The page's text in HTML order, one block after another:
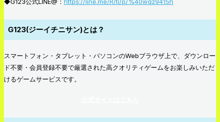
G123(ジーイチニサン)とは？
スマートフォン・タブレット・パソコンのWebブラウザ上で、ダウンロー
ド不要・会員登録不要で厳選された高クオリティゲームをお楽しみいただ
けるゲームサービスです。